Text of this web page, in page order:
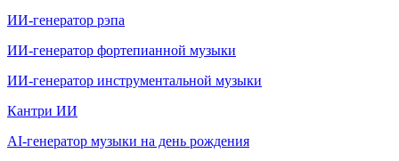
ИИ-генератор рэпа
ИИ-генератор фортепианной музыки
ИИ-генератор инструментальной музыки
Кантри ИИ
AI-генератор музыки на день рождения